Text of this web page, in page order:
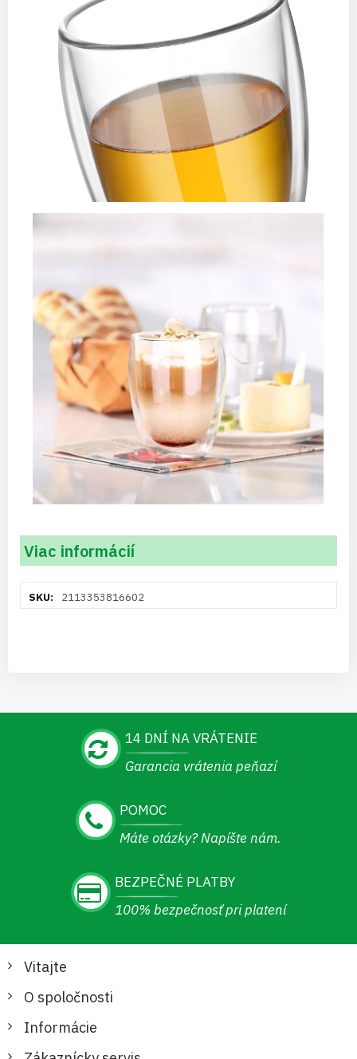
Viac informácií
informácií2113353816602
14 DNÍ NA VRÁTENIE
Garancia vrátenia peňazí
POMOC
Máte otázky? Napíšte nám.
BEZPEČNÉ PLATBY
100% bezpečnosť pri platení
Vitajte
O spoločnosti
Informácie